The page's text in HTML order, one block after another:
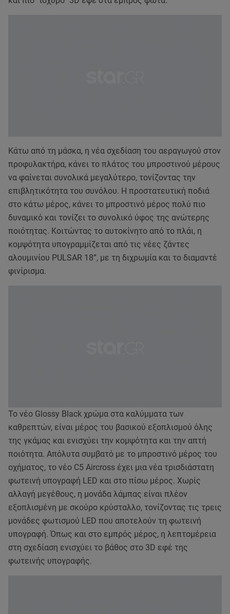
Κάτω από τη μάσκα, η νέα σχεδίαση του αεραγωγού στον
προφυλακτήρα, κάνει το πλάτος του μπροστινού μέρους
να φαίνεται συνολικά μεγαλύτερο, τονίζοντας την
επιβλητικότητα του συνόλου. Η προστατευτική ποδιά
στο κάτω μέρος, κάνει το μπροστινό μέρος πολύ πιο
δυναμικό και τονίζει το συνολικό ύφος της ανώτερης
ποιότητας. Κοιτώντας το αυτοκίνητο από το πλάι, η
κομψότητα υπογραμμίζεται από τις νέες ζάντες
αλουμινίου PULSAR 18”, με τη διχρωμία και το διαμαντέ
φινίρισμα.
Το νέο Glossy Black χρώμα στα καλύμματα των
καθρεπτών, είναι μέρος του βασικού εξοπλισμού όλης
της γκάμας και ενισχύει την κομψότητα και την απτή
ποιότητα. Απόλυτα συμβατό με το μπροστινό μέρος του
οχήματος, το νέο C5 Aircross έχει μια νέα τρισδιάστατη
φωτεινή υπογραφή LED και στο πίσω μέρος. Χωρίς
αλλαγή μεγέθους, η μονάδα λάμπας είναι πλέον
εξοπλισμένη με σκούρο κρύσταλλο, τονίζοντας τις τρεις
μονάδες φωτισμού LED που αποτελούν τη φωτεινή
υπογραφή. Όπως και στο εμπρός μέρος, η λεπτομέρεια
στη σχεδίαση ενισχύει το βάθος στο 3D εφέ της
φωτεινής υπογραφής.